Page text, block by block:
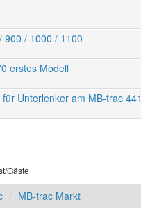
900 / 1000 / 1100
erstes Modell
Unterlenker am MB-trac 441
Gäste
MB-trac Markt